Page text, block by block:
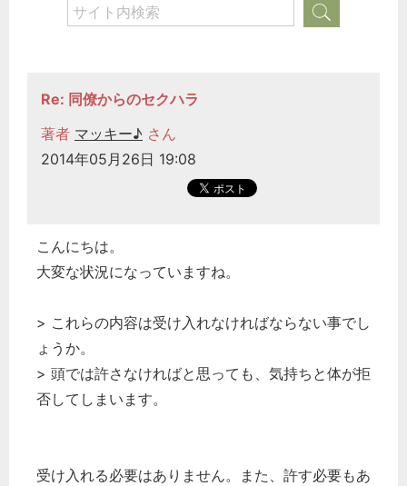
Re: 同僚からのセクハラ
著者 マッキー♪ さん
2014年05月26日 19:08
こんにちは。
大変な状況になっていますね。
> これらの内容は受け入れなければならない事でし
ょうか。
> 頭では許さなければと思っても、気持ちと体が拒
否してしまいます。
受け入れる必要はありません。また、許す必要もあ
労務管理
経営の知恵
総務の給湯室
秘書のノウハウ
次へ